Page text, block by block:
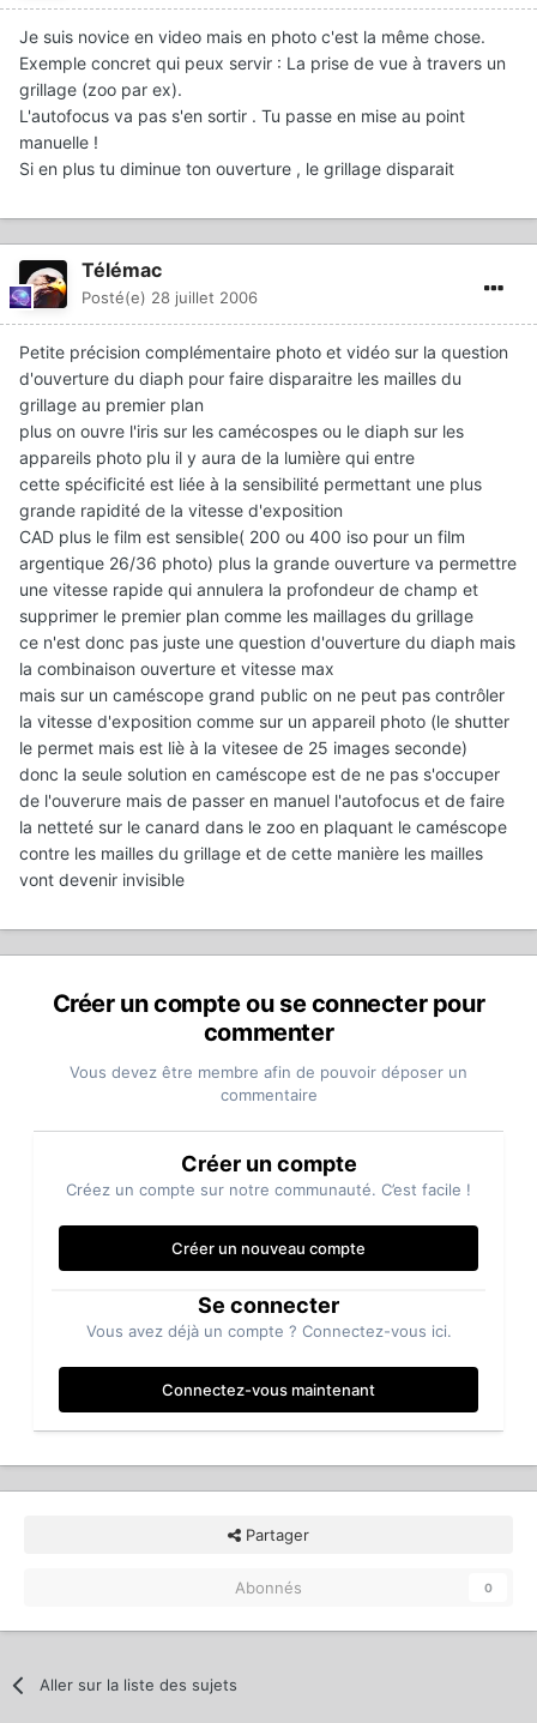
Je suis novice en video mais en photo c'est la même chose.
Exemple concret qui peux servir : La prise de vue à travers un
grillage (zoo par ex).
L'autofocus va pas s'en sortir . Tu passe en mise au point
manuelle !
Si en plus tu diminue ton ouverture , le grillage disparait
Télémac
Posté(e) 28 juillet 2006
Petite précision complémentaire photo et vidéo sur la question
d'ouverture du diaph pour faire disparaitre les mailles du
grillage au premier plan
plus on ouvre l'iris sur les camécospes ou le diaph sur les
appareils photo plu il y aura de la lumière qui entre
cette spécificité est liée à la sensibilité permettant une plus
grande rapidité de la vitesse d'exposition
CAD plus le film est sensible( 200 ou 400 iso pour un film
argentique 26/36 photo) plus la grande ouverture va permettre
une vitesse rapide qui annulera la profondeur de champ et
supprimer le premier plan comme les maillages du grillage
ce n'est donc pas juste une question d'ouverture du diaph mais
la combinaison ouverture et vitesse max
mais sur un caméscope grand public on ne peut pas contrôler
la vitesse d'exposition comme sur un appareil photo (le shutter
le permet mais est liè à la vitesee de 25 images seconde)
donc la seule solution en caméscope est de ne pas s'occuper
de l'ouverure mais de passer en manuel l'autofocus et de faire
la netteté sur le canard dans le zoo en plaquant le caméscope
contre les mailles du grillage et de cette manière les mailles
vont devenir invisible
Créer un compte ou se connecter pour
commenter
Vous devez être membre afin de pouvoir déposer un
commentaire
Créer un compte
Créez un compte sur notre communauté. C’est facile !
Créer un nouveau compte
Se connecter
Vous avez déjà un compte ? Connectez-vous ici.
Connectez-vous maintenant
Partager
Abonnés 0
Aller sur la liste des sujets